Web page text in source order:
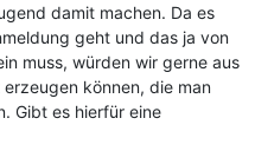
damit machen. Da es
geht und das ja von
muss, würden wir gerne aus
können, die man
Gibt es hierfür eine